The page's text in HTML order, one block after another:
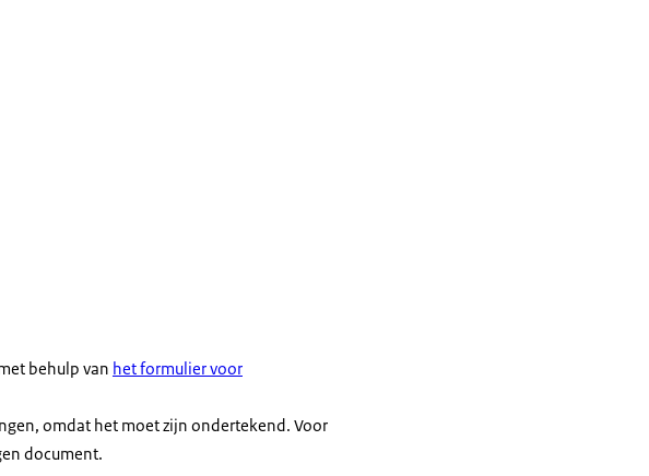
behulp van het formulier voor
omdat het moet zijn ondertekend. Voor
document.